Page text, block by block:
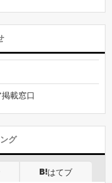
載窓口
グ
はてブ